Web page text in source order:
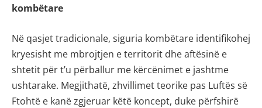
kombëtare
Në qasjet tradicionale, siguria kombëtare identifikohej
kryesisht me mbrojtjen e territorit dhe aftësinë e
shtetit për t’u përballur me kërcënimet e jashtme
ushtarake. Megjithatë, zhvillimet teorike pas Luftës së
Ftohtë e kanë zgjeruar këtë koncept, duke përfshirë